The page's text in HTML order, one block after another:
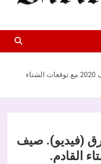
القطب الشمالي يحترق (فيديو). صيف 2020 مع توقعات الشتاء
(فيديو). صيف
القادم.